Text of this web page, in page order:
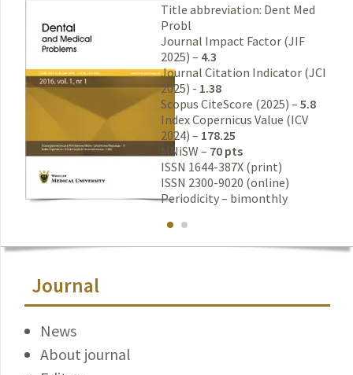
Title abbreviation: Dent Med
Probl
Journal Impact Factor (JIF
2025) – 4.3
Journal Citation Indicator (JCI
2025) - 1.38
Scopus CiteScore (2025) – 5.8
Index Copernicus Value (ICV
2024) – 178.25
MNiSW – 70 pts
ISSN 1644-387X (print)
ISSN 2300-9020 (online)
Periodicity – bimonthly
Journal
News
About journal